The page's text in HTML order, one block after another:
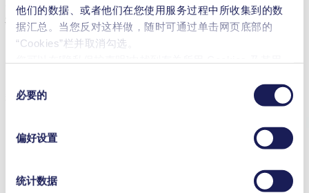
他们的数据、或者他们在您使用服务过程中所收集到的数
据汇总。当您反对这样做，随时可通过单击网页底部的
“Cookies”栏并取消勾选。
必要的
偏好设置
统计数据
技术
密封装，因摩擦产生的能量损耗得以最小化，进而使由先进材
料制成的高强度飞轮的储能能力达到最大。